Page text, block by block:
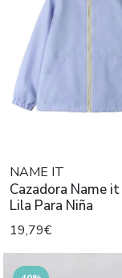
NAME IT
Cazadora Name
Lila Para Niña
19,79€